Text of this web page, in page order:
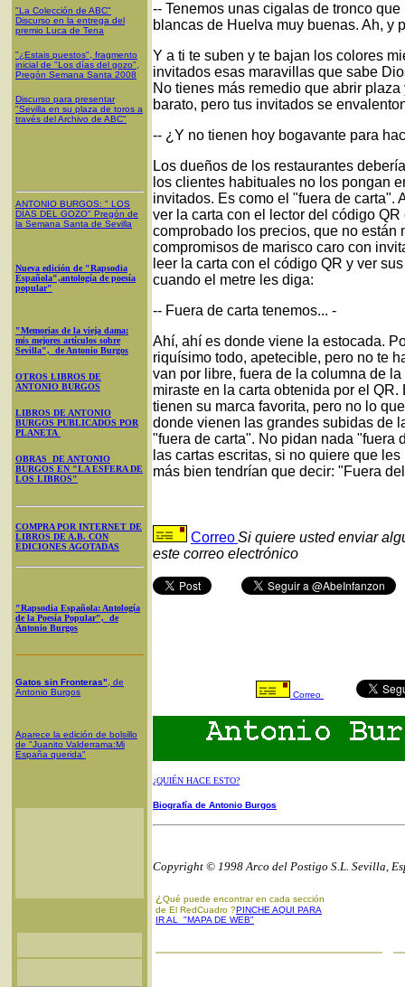
"La Colección de ABC"
Discurso en la entrega del
premio Luca de Tena
"¿Estais puestos", fragmento
inicial de "Los días del gozo",
Pregón Semana Santa 2008
Discurso para presentar
"Sevilla en su plaza de toros a
través del Archivo de ABC"
ANTONIO BURGOS: " LOS
DÍAS DEL GOZO" Pregón de
la Semana Santa de Sevilla
Nueva edición de "Rapsodia
Española",antología de poesía
popular"
"Memorias de la vieja dama:
mis mejores artículos sobre
Sevilla", de Antonio Burgos
OTROS LIBROS DE
ANTONIO BURGOS
LIBROS DE ANTONIO
BURGOS PUBLICADOS POR
PLANETA
OBRAS DE ANTONIO
BURGOS EN "LA ESFERA DE
LOS LIBROS"
COMPRA POR INTERNET DE
LIBROS DE A.B. CON
EDICIONES AGOTADAS
"Rapsodia Española: Antología
de la Poesía Popular", de
Antonio Burgos
Gatos sin Fronteras" , de
Antonio Burgos
Aparece la edición de bolsillo
de "Juanito Valderrama:Mi
España querida"
-- Tenemos unas cigalas de tronco
blancas de Huelva muy buenas. Ah, y
Y a ti te suben y te bajan los colores
invitados esas maravillas que sabe
No tienes más remedio que abrir
barato, pero tus invitados se
-- ¿Y no tienen hoy bogavante para
Los dueños de los restaurantes
los clientes habituales no los pongan
invitados. Es como el "fuera de carta".
ver la carta con el lector del código
comprobado los precios, que no están
compromisos de marisco caro con
leer la carta con el código QR y ver
cuando el metre les diga:
-- Fuera de carta tenemos... -
Ahí, ahí es donde viene la estocada.
riquísimo todo, apetecible, pero no te
van por libre, fuera de la columna de
miraste en la carta obtenida por el
tienen su marca favorita, pero no lo
donde vienen las grandes subidas de
"fuera de carta". No pidan nada "fuera
las cartas escritas, si no quiere que
más bien tendrían que decir: "Fuera
CorreoSi quiere usted enviar
este correo electrónico
Correo
¿QUIÉN HACE ESTO?
Biografía de Antonio Burgos
Copyright © 1998 Arco del Postigo S.L. Sevilla,
¿ Qué puede encontrar en cada sección
de El RedCuadro ?PINCHE AQUI PARA
IR AL "MAPA DE WEB"